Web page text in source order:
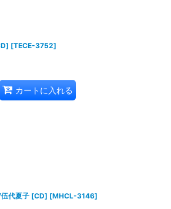
[TECE-3752]
カートに入れる
代夏子 [CD] [MHCL-3146]